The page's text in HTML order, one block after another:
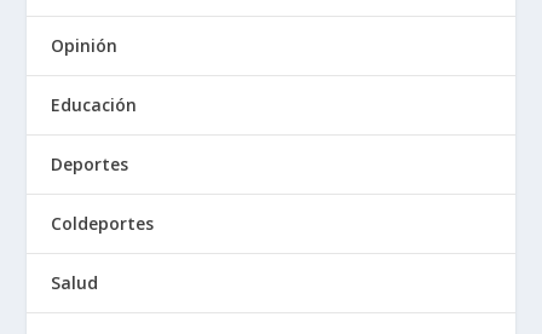
Opinión
Educación
Deportes
Coldeportes
Salud